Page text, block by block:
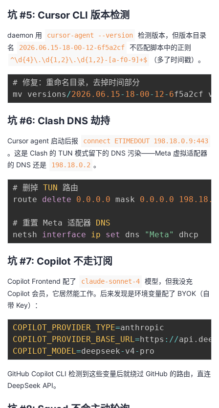
坑 #5: Cursor CLI 版本检测
daemon 用 cursor-agent --version
检测版本，但版本目录
名
2026.06.15-18-00-12-6f5a2cf 不匹配脚本中的正则
^\d{4}\.\d{1,2}\.\d{1,2}-[a-f0-9]+$ （多了时间戳）。
# 修复：重命名目录，去掉时间部分
mv versions /2026.06 .15- 18- 00- 12- 6f5a2cf
坑 #6: Clash DNS 劫持
Cursor agent 启动后报 connect ETIMEDOUT 198.18.0.9:443
。这是 Clash 的 TUN 模式留下的 DNS 污染——Meta 虚拟适配器
的 DNS 还是
198.18.0.2 。
# 删掉 TUN 路由
route delete 0.0 .0 .0 mask 0.0 .0 .0 198.18 .0
# 重置 Meta 适配器 DNS
netsh
interface ip set dns "Meta"
坑 #7: Copilot 不走订阅
Copilot Frontend 配了 claude-sonnet-4
模型，但我没充
Copilot 会员，它居然能工作。后来发现是环境变量配了 BYOK（自
带 Key）：
COPILOT_PROVIDER_TYPE=
COPILOT_PROVIDER_BASE_URL =https : //api .
COPILOT_MODEL =deepseek- v4-
GitHub Copilot CLI 检测到这些变量后就绕过 GitHub 的路由，直连
DeepSeek API。